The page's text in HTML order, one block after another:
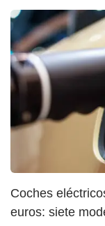
Coches
euros: siete